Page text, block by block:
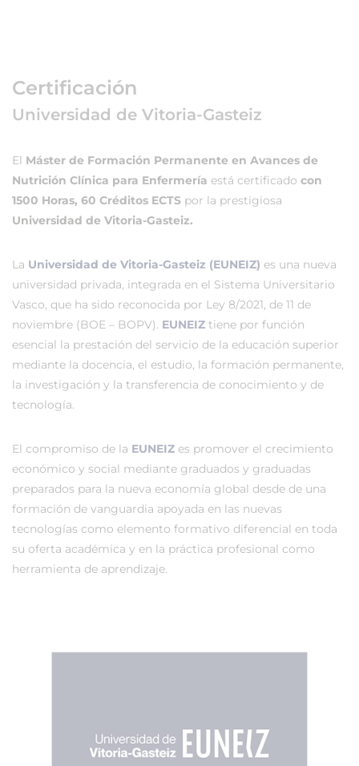
Certificación
Universidad de Vitoria-Gasteiz
El Máster de Formación Permanente en Avances de
Nutrición Clínica para Enfermería está certificado con
1500 Horas, 60 Créditos ECTS por la prestigiosa
Universidad de Vitoria-Gasteiz.
La Universidad de Vitoria-Gasteiz (EUNEIZ) es una nueva
universidad privada, integrada en el Sistema Universitario
Vasco, que ha sido reconocida por Ley 8/2021, de 11 de
noviembre (BOE – BOPV). EUNEIZ tiene por función
esencial la prestación del servicio de la educación superior
mediante la docencia, el estudio, la formación permanente,
la investigación y la transferencia de conocimiento y de
tecnología.
El compromiso de la EUNEIZ es promover el crecimiento
económico y social mediante graduados y graduadas
preparados para la nueva economía global desde de una
formación de vanguardia apoyada en las nuevas
tecnologías como elemento formativo diferencial en toda
su oferta académica y en la práctica profesional como
herramienta de aprendizaje.